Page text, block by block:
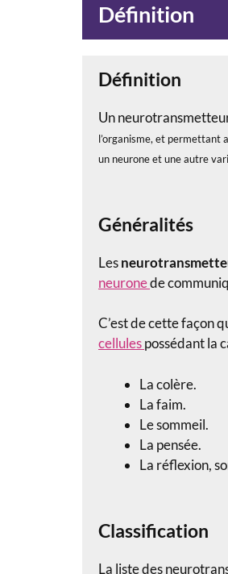
Définition
Définition
Un
l’organisme, et permettant
un neurone et une autre
Généralités
Les
neuronede
C’est de cette façon
cellulespossédant la
La colère.
La faim.
Le sommeil.
La pensée.
La réflexion,
Classification
La liste des